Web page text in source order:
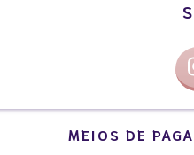
MEIOS DE